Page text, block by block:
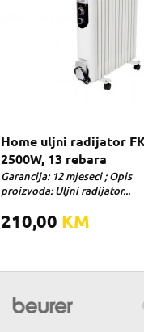
Home uljni radijator
2500W, 13 rebara
Garancija: 12 mjeseci ; Opis
proizvoda: Uljni radijator...
210,00 KM